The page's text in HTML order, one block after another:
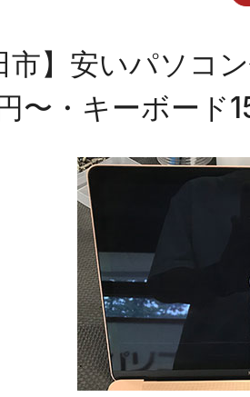
市】安いパソコ
〜・キーボード